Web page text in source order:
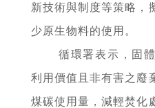
新技術與制度等策略，
少原生物料的使用。
循環署表示，固
利用價值且非有害之廢
煤碳使用量，減輕焚化